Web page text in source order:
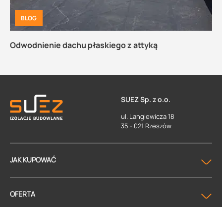
BLOG
Odwodnienie dachu płaskiego z attyką
SUEZ Sp. z o.o.
ul. Langiewicza 18
35 - 021 Rzeszów
JAK KUPOWAĆ
OFERTA